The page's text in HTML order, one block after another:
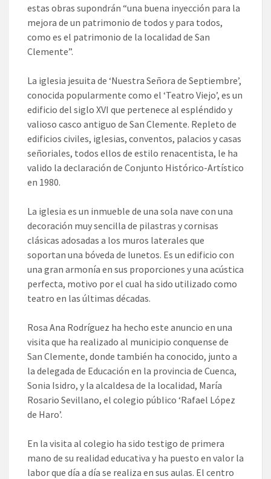
estas obras supondrán “una buena inyección para la
mejora de un patrimonio de todos y para todos,
como es el patrimonio de la localidad de San
Clemente”.
La iglesia jesuita de ‘Nuestra Señora de Septiembre’,
conocida popularmente como el ‘Teatro Viejo’, es un
edificio del siglo XVI que pertenece al espléndido y
valioso casco antiguo de San Clemente. Repleto de
edificios civiles, iglesias, conventos, palacios y casas
señoriales, todos ellos de estilo renacentista, le ha
valido la declaración de Conjunto Histórico-Artístico
en 1980.
La iglesia es un inmueble de una sola nave con una
decoración muy sencilla de pilastras y cornisas
clásicas adosadas a los muros laterales que
soportan una bóveda de lunetos. Es un edificio con
una gran armonía en sus proporciones y una acústica
perfecta, motivo por el cual ha sido utilizado como
teatro en las últimas décadas.
Rosa Ana Rodríguez ha hecho este anuncio en una
visita que ha realizado al municipio conquense de
San Clemente, donde también ha conocido, junto a
la delegada de Educación en la provincia de Cuenca,
Sonia Isidro, y la alcaldesa de la localidad, María
Rosario Sevillano, el colegio público ‘Rafael López
de Haro’.
En la visita al colegio ha sido testigo de primera
mano de su realidad educativa y ha puesto en valor la
labor que día a día se realiza en sus aulas. El centro